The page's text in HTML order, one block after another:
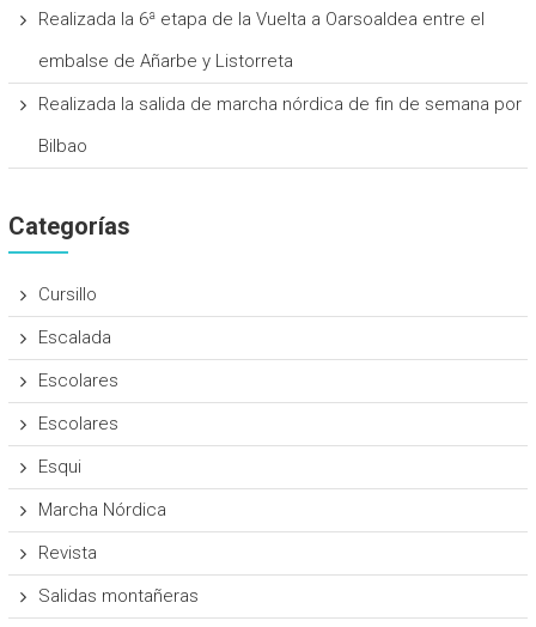
Realizada la 6ª etapa de la Vuelta a Oarsoaldea entre el
embalse de Añarbe y Listorreta
Realizada la salida de marcha nórdica de fin de semana por
Bilbao
Categorías
Cursillo
Escalada
Escolares
Escolares
Esqui
Marcha Nórdica
Revista
Salidas montañeras